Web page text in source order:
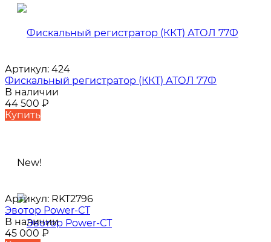
Артикул: 424
Фискальный регистратор (ККТ) АТОЛ 77Ф
В наличии
44 500 ₽
Купить
New!
Артикул: RKT2796
Эвотор Power-СТ
В наличии
45 000 ₽